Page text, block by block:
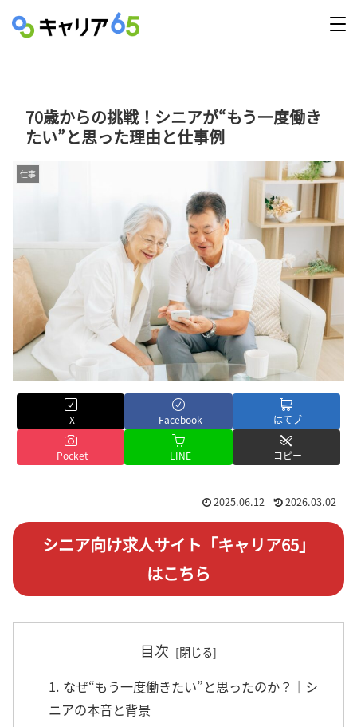
70歳からの挑戦！シニアが“もう一度働き
たい”と思った理由と仕事例
仕事
X Facebook はてブ
Pocket LINE コピー
2025.06.12 2026.03.02
シニア向け求人サイト「キャリア65」
はこちら
目次
1. なぜ“もう一度働きたい”と思ったのか？｜シ
ニアの本音と背景